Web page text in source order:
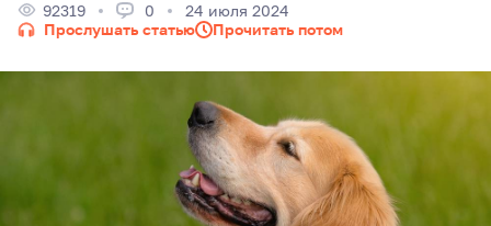
92319 0
24 июля 2024
Прослушать статью
Прочитать потом